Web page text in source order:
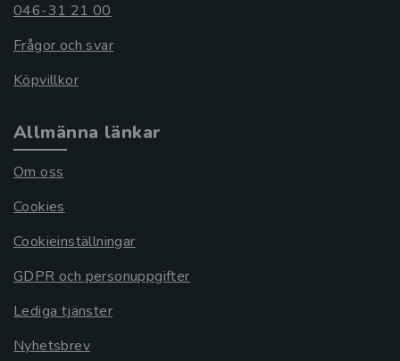
046-31 21 00
Frågor och svar
Köpvillkor
Allmänna länkar
Om oss
Cookies
Cookieinställningar
GDPR och personuppgifter
Lediga tjänster
Nyhetsbrev